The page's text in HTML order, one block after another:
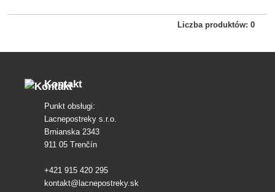
Liczba produktów: 0
Kontakt
Punkt obsługi:
Lacnepostreky s.r.o.
Brnianska 2343
911 05 Trenčín
+421 915 420 295
kontakt@lacnepostreky.sk